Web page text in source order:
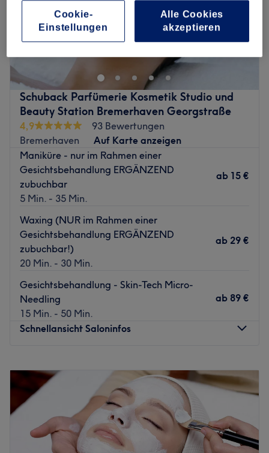
Schuback Parfümerie Kosmetik Studio und
Beauty Station Bremerhaven Georgstraße
4,9
93 Bewertungen
Bremerhaven
Auf Karte anzeigen
Maniküre - nur im Rahmen einer
Gesichtsbehandlung ERGÄNZEND
zubuchbar
5 Min. - 35 Min.
ab 15 €
Waxing (NUR im Rahmen einer
Gesichtsbehandlung ERGÄNZEND
zubuchbar!)
20 Min. - 30 Min.
ab 29 €
Gesichtsbehandlung - Skin-Tech Micro-
Needling
15 Min. - 50 Min.
ab 89 €
Schnellansicht Saloninfos
Dienstag
09:00–18:00
Mittwoch
09:00 –18:00
Donnerstag
09:00
Freitag
09:00 –18:00
Samstag
09:00–13:00
Sonntag
Geschlossen
Cookie-
Einstellungen
Alle Cookies
akzeptieren